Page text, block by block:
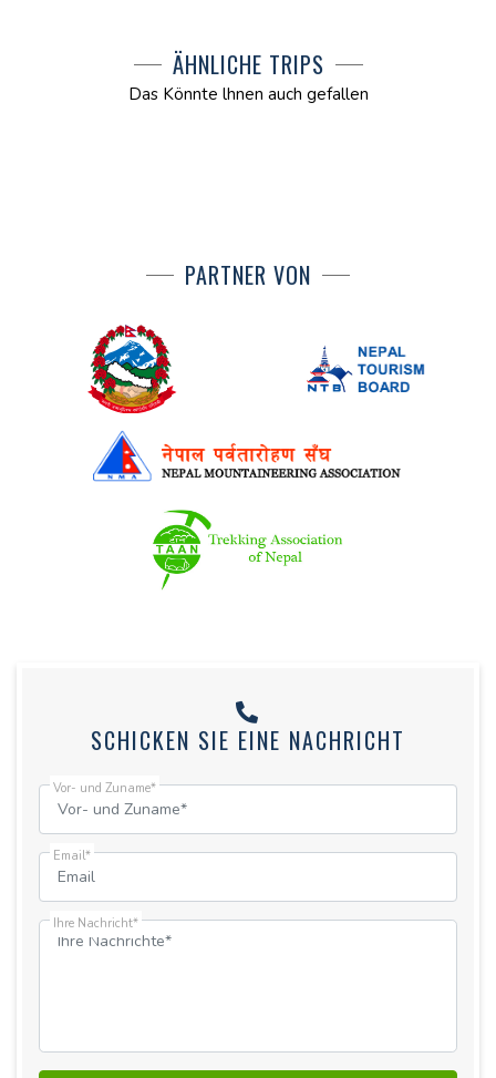
ÄHNLICHE TRIPS
Das Könnte lhnen auch gefallen
PARTNER VON
SCHICKEN SIE EINE NACHRICHT
Vor- und Zuname*
Email*
Ihre Nachricht*